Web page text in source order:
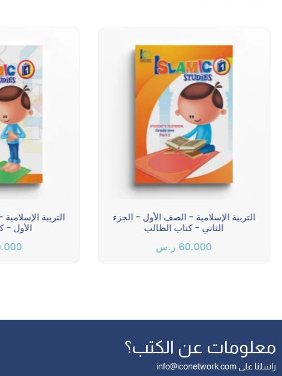
التربية الإسلامية - الصف الأول - الجزء
الثاني - كتاب الطالب
60.000 ر.س
التربية
الأول -
معلومات عن الكتب؟
راسلنا على info@iconetwork.com